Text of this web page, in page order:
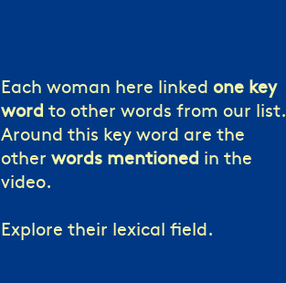
Each woman here linked one key
word to other words from our list.
Around this key word are the
other words mentioned in the
video.
Explore their lexical field.